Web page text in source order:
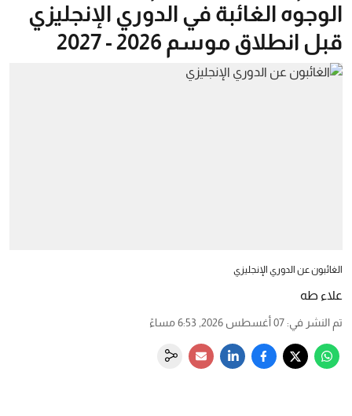
الوجوه الغائبة في الدوري الإنجليزي
قبل انطلاق موسم 2026 - 2027
الغائبون عن الدوري الإنجليزي
علاء طه
تم النشر في: 07 أغسطس 2026, 6:53 مساءً